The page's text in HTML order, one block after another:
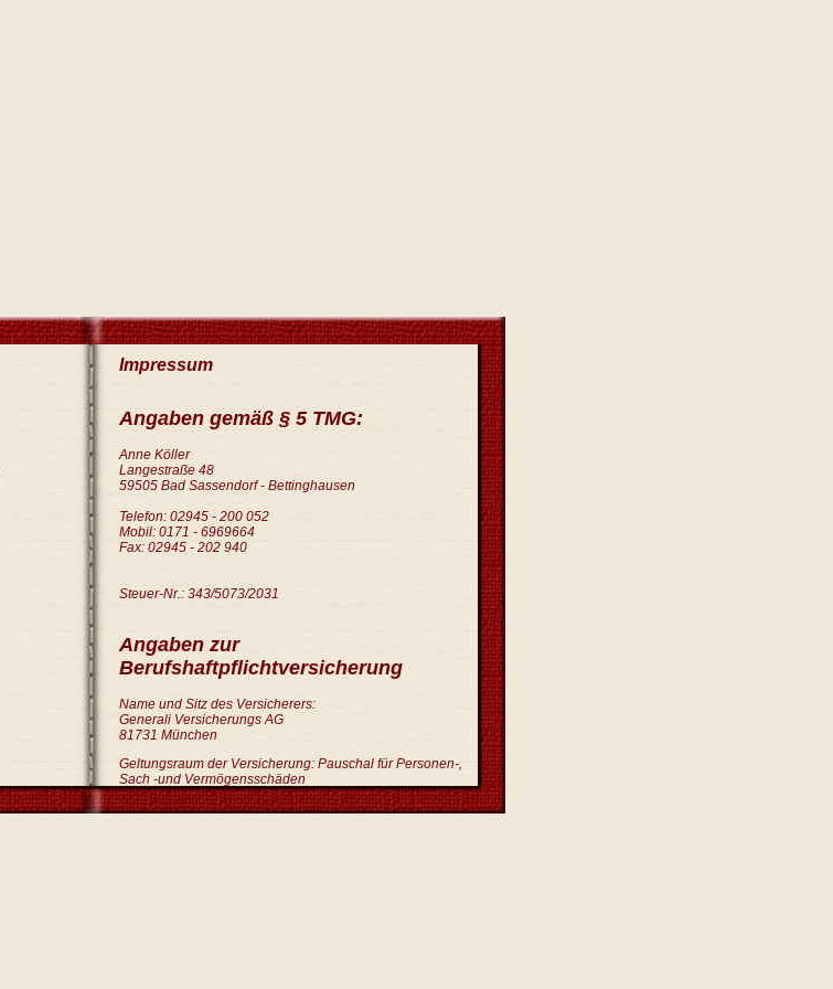
Impressum
Angaben gemäß § 5 TMG:
Anne Köller
Langestraße 48
59505 Bad Sassendorf - Bettinghausen
Telefon: 02945 - 200 052
Mobil: 0171 - 6969664
Fax: 02945 - 202 940
Steuer-Nr.: 343/5073/2031
Angaben zur
Berufshaftpflichtversicherung
Name und Sitz des Versicherers:
Generali Versicherungs AG
81731 München
Geltungsraum der Versicherung: Pauschal für Personen-,
Sach -und Vermögensschäden
Streitschlichtung